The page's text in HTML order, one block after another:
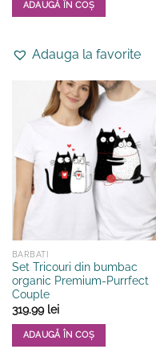
ADAUGĂ ÎN COȘ
are
variații.
Opțiunile
fi
alese
în
pagina
produsului.
Adauga la favorite
BARBATI
Set Tricouri din bumbac
organic Premium-Purrfect
Couple
319.99 lei
ADAUGĂ ÎN COȘ